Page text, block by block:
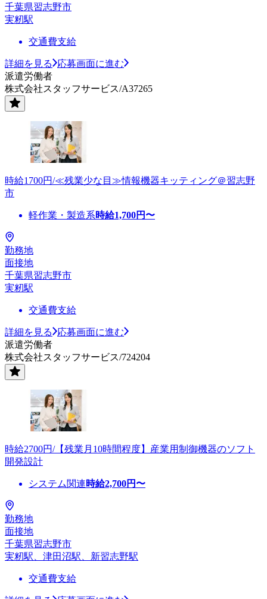
千葉県習志野市
実籾駅
交通費支給
詳細を見る
応募画面に進む
派遣労働者
株式会社スタッフサービス/A37265
時給1700円/≪残業少な目≫情報機器キッティング＠習志野
市
軽作業・製造系時給1,700円〜
勤務地
面接地
千葉県習志野市
実籾駅
交通費支給
詳細を見る
応募画面に進む
派遣労働者
株式会社スタッフサービス/724204
時給2700円/【残業月10時間程度】産業用制御機器のソフト
開発設計
システム関連時給2,700円〜
勤務地
面接地
千葉県習志野市
実籾駅、津田沼駅、新習志野駅
交通費支給